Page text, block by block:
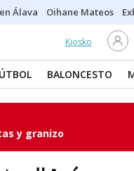
Álava Oihane Mateos
Kiosko
BALONCESTO
y granizo